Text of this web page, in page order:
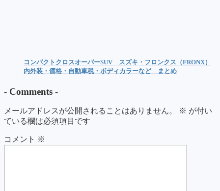
コンパクトクロスオーバーSUV スズキ・フロンクス（FRONX）
内外装・価格・自動車税・ボディカラーなど まとめ
- Comments -
メールアドレスが公開されることはありません。 ※ が付い
ている欄は必須項目です
コメント ※